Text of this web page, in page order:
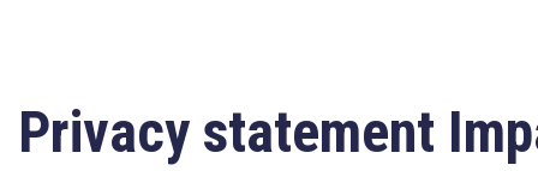
Privacy statement